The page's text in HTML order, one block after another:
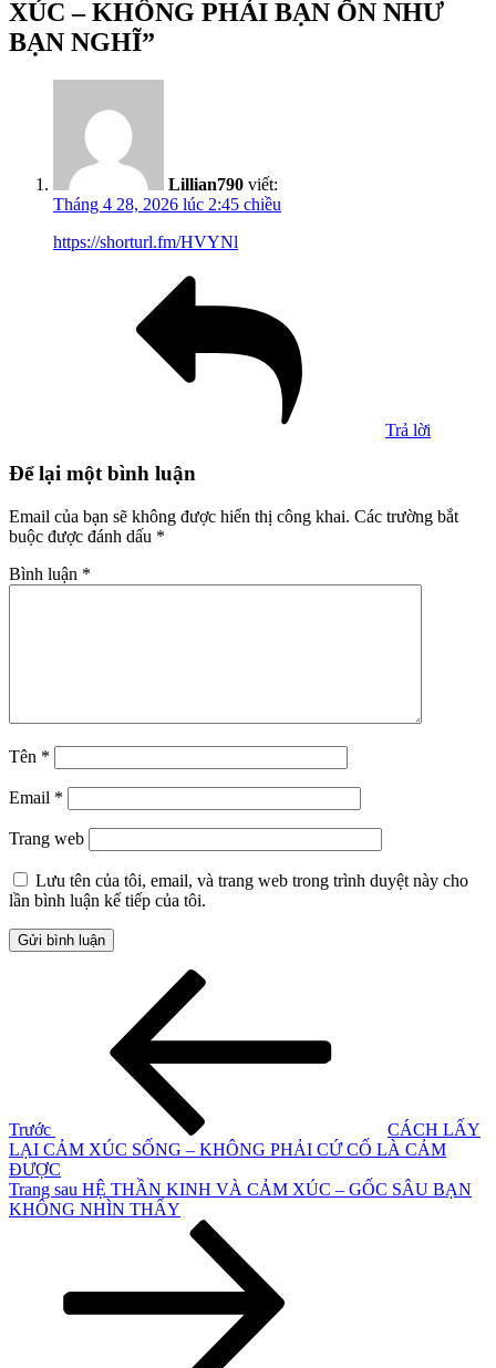
XÚC – KHÔNG PHẢI BẠN ỔN NHƯ
BẠN NGHĨ”
Lillian790 viết:
Tháng 4 28, 2026 lúc 2:45 chiều
https://shorturl.fm/HVYNl
Trả lời
Để lại một bình luận
Email của bạn sẽ không được hiển thị công khai. Các trường bắt
buộc được đánh dấu *
Bình luận *
Tên *
Email *
Trang web
Lưu tên của tôi, email, và trang web trong trình duyệt này cho
lần bình luận kế tiếp của tôi.
Trước
CÁCH LẤY
LẠI CẢM XÚC SỐNG – KHÔNG PHẢI CỨ CỐ LÀ CẢM
ĐƯỢC
Bài
tiếp
Trang sau HỆ THẦN KINH VÀ CẢM XÚC – GỐC SÂU BẠN
KHÔNG NHÌN THẤY